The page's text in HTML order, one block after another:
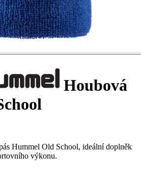
Houbová
Hummel Old School, ideální doplněk
výkonu.